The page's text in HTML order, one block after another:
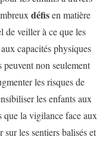
défisen matière
de veiller à ce que les
capacités physiques
peuvent non seulement
les risques de
les enfants aux
que la vigilance face aux
sur les sentiers balisés et